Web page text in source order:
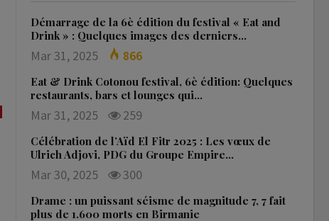
Démarrage de la 6è édition du festival « Eat and
Drink » : Quelques images des derniers…
Mar 31, 2025 866
Eat & Drink Cotonou festival, 6è édition: Quelques
restaurants, bars et lounges qui…
Mar 31, 2025 259
Célébration de l’Aïd El Fitr 2025 : Les vœux de
Ulrich Adjovi, PDG du Groupe Empire…
Mar 30, 2025 300
Drame : un puissant séisme de magnitude 7, 7 fait
plus de 1.600 morts en Birmanie